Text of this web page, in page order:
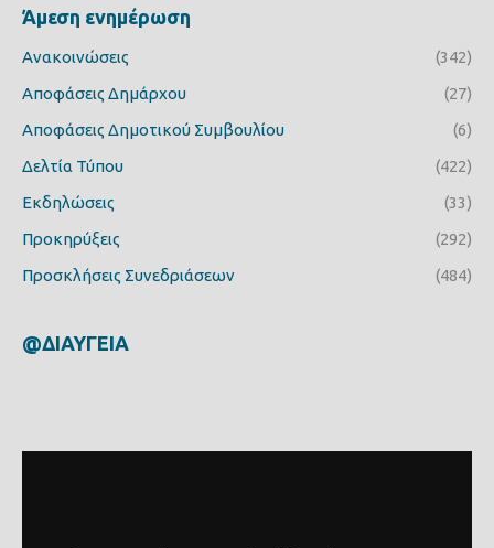
Άμεση ενημέρωση
Ανακοινώσεις
(342)
Αποφάσεις Δημάρχου
(27)
Αποφάσεις Δημοτικού Συμβουλίου
(6)
Δελτία Τύπου
(422)
Εκδηλώσεις
(33)
Προκηρύξεις
(292)
Προσκλήσεις Συνεδριάσεων
(484)
@ΔΙΑΥΓΕΙΑ